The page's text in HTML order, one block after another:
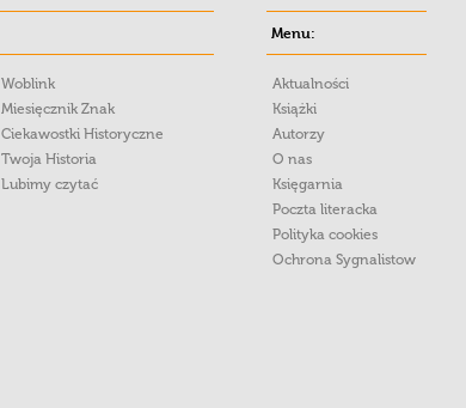
Woblink
Miesięcznik Znak
Ciekawostki Historyczne
Twoja Historia
Lubimy czytać
Menu:
Aktualności
Książki
Autorzy
O nas
Księgarnia
Poczta literacka
Polityka cookies
Ochrona Sygnalistow